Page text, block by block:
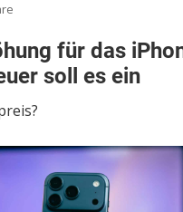
für
das
iPhone
Pro:
teuer
für das
soll es ein